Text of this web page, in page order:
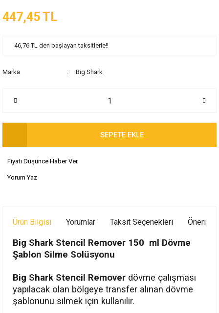
447,45 TL
46,76 TL den başlayan taksitlerle!!
Marka Big Shark
SEPETE EKLE
Fiyatı Düşünce Haber Ver
Yorum Yaz
Ürün Bilgisi Yorumlar Taksit Seçenekleri
Big Shark Stencil Remover 150 ml Dövme
Şablon Silme Solüsyonu
Big Shark Stencil Remover dövme çalışması
yapılacak olan bölgeye transfer alınan dövme
şablonunu silmek için kullanılır.